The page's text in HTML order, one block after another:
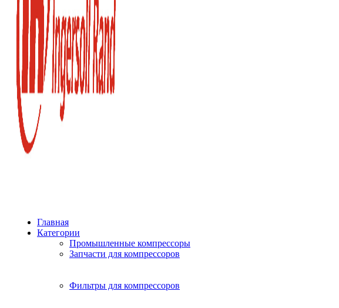
Главная
Категории
Промышленные компрессоры
Запчасти для компрессоров
Фильтры для компрессоров